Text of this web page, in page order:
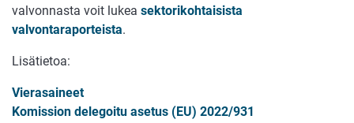
valvonnasta voit lukea sektorikohtaisista
valvontaraporteista.
Lisätietoa:
Vierasaineet
Komission delegoitu asetus (EU) 2022/931